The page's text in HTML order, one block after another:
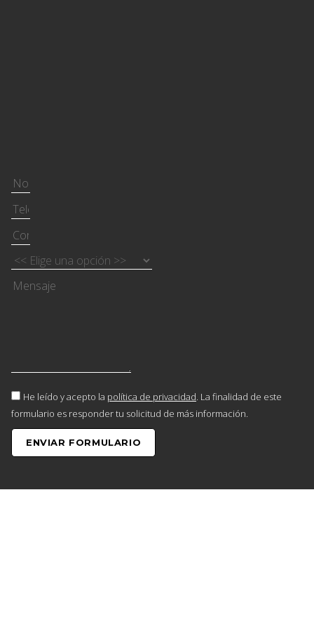
He leído y acepto la política de privacidad. La finalidad de este
formulario es responder tu solicitud de más información.
ENVIAR FORMULARIO